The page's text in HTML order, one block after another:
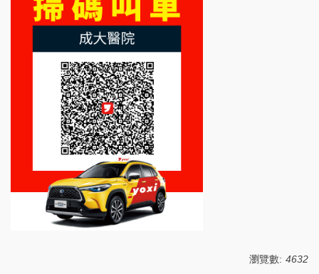
瀏覽數: 4632